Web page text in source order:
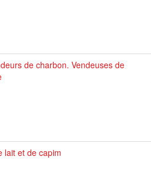
de charbon. Vendeuses de
lait et de capim